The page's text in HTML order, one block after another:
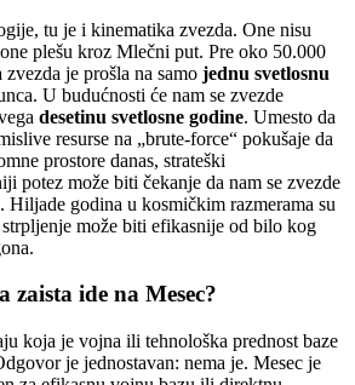
tu je i kinematika zvezda. One nisu
plešu kroz Mlečni put. Pre oko 50.000
zvezda je prošla na samo jednu svetlosnu
U budućnosti će nam se zvezde
desetinu svetlosne godine. Umesto da
resurse na „brute-force“ pokušaje da
prostore danas, strateški
potez može biti čekanje da nam se zvezde
Hiljade godina u kosmičkim razmerama su
može biti efikasnije od bilo kog
zaista ide na Mesec?
koja je vojna ili tehnološka prednost baze
je jednostavan: nema je. Mesec je